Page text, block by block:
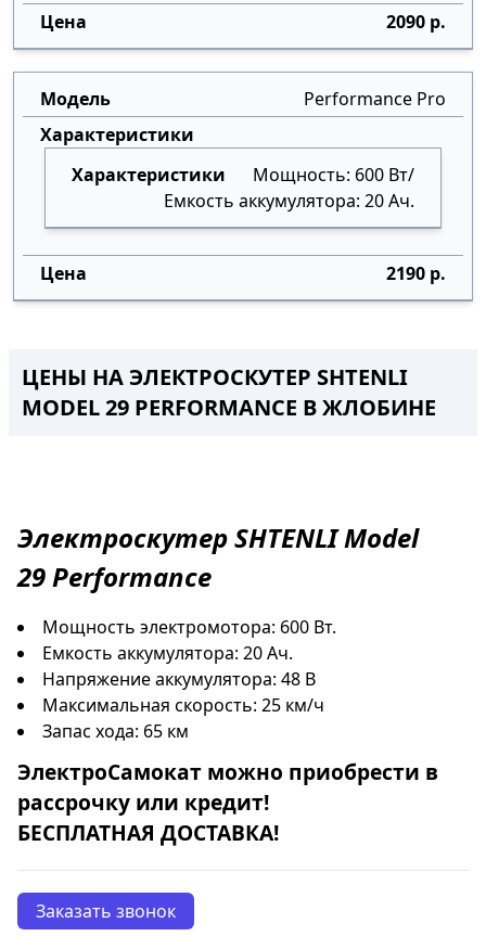
2090 р.
Performance Pro
Мощность: 600 Вт/
Емкость аккумулятора: 20 Ач.
2190 р.
ЦЕНЫ НА ЭЛЕКТРОСКУТЕР SHTENLI
MODEL 29 PERFORMANCE ВЖЛОБИНЕ
ЭлектроскутерSHTENLI Model
29Performance
Мощность электромотора: 600 Вт.
Емкость аккумулятора: 20 Ач.
Напряжение аккумулятора: 48 В
Максимальная скорость: 25 км/ч
Запас хода: 65 км
ЭлектроСамокат можно приобрести в
рассрочку или кредит!
БЕСПЛАТНАЯ ДОСТАВКА!
Заказать звонок